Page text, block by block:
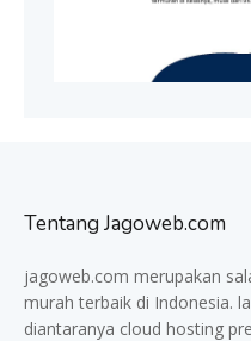
Tentang Jagoweb.com
jagoweb.com merupakan
murah terbaik di Indonesia.
diantaranya cloud hosting